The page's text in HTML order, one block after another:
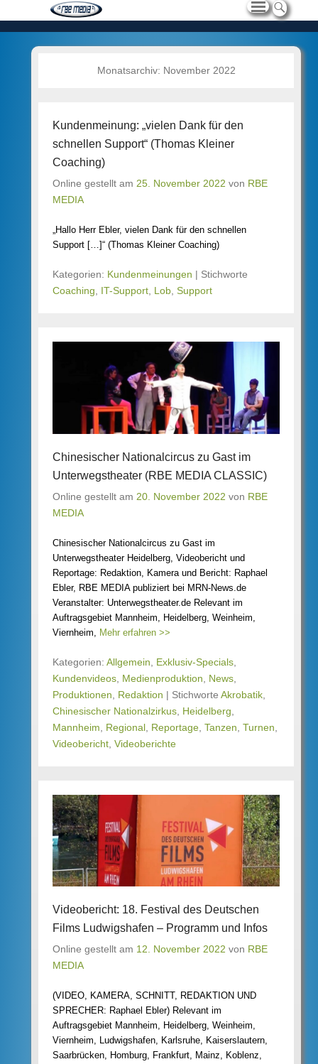
Monatsarchiv: November 2022
Kundenmeinung: „vielen Dank für den
schnellen Support“ (Thomas Kleiner
Coaching)
Online gestellt am 25. November 2022 von RBE
MEDIA
„Hallo Herr Ebler, vielen Dank für den schnellen
Support […]“ (Thomas Kleiner Coaching)
Kategorien: Kundenmeinungen | Stichworte
Coaching
IT-Support Lob Support
Chinesischer Nationalcircus zu Gast im
Unterwegstheater (RBE MEDIA CLASSIC)
Online gestellt am 20. November 2022 von RBE
MEDIA
Chinesischer Nationalcircus zu Gast im
Unterwegstheater Heidelberg, Videobericht und
Reportage: Redaktion, Kamera und Bericht: Raphael
Ebler, RBE MEDIA publiziert bei MRN-News.de
Veranstalter: Unterwegstheater.de Relevant im
Auftragsgebiet Mannheim, Heidelberg, Weinheim,
Viernheim, Mehr erfahren >>
Kategorien: Allgemein Exklusiv-Specials
Kundenvideos Medienproduktion News
Produktionen
Redaktion | Stichworte Akrobatik
Chinesischer Nationalzirkus Heidelberg
Mannheim
Regional Reportage Tanzen Turnen
Videobericht Videoberichte
Videobericht: 18. Festival des Deutschen
Films Ludwigshafen – Programm und Infos
Online gestellt am 12. November 2022 von RBE
MEDIA
(VIDEO, KAMERA, SCHNITT, REDAKTION UND
SPRECHER: Raphael Ebler) Relevant im
Auftragsgebiet Mannheim, Heidelberg, Weinheim,
Viernheim, Ludwigshafen, Karlsruhe, Kaiserslautern,
Saarbrücken, Homburg, Frankfurt, Mainz, Koblenz,